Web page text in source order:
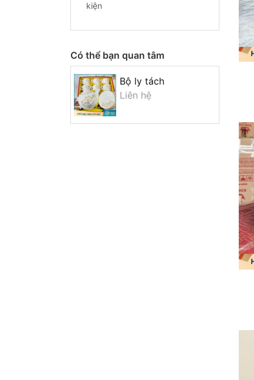
kiện
Có thể bạn quan tâm
Bộ ly tách
Liên hệ